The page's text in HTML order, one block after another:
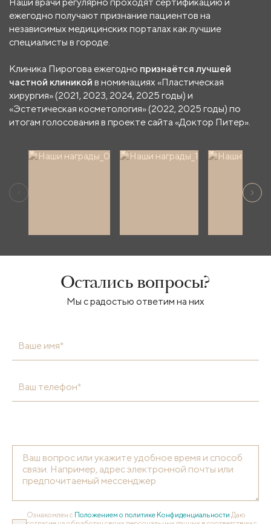
ежегодно получают признание пациентов на
независимых медицинских порталах как лучшие
специалисты в городе.
Клиника Пирогова ежегодно признаётся лучшей
частной клиникой в номинациях «Пластическая
хирургия» (2021, 2023, 2024, 2025 годы) и
«Эстетическая косметология» (2022, 2025 годы) по
итогам голосования в проекте сайта «Доктор Питер».
Остались вопросы?
Мы с радостью ответим на них
Ваше имя*
Ваш телефон*
Ознакомлен с Положением о политике Конфиденциальности Даю